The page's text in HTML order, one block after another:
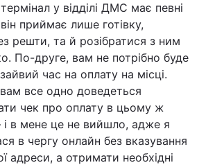
у відділі ДМС має певні
приймає лише готівку,
решти, та й розібратися з ним
По-друге, вам не потрібно буде
час на оплату на місці.
все одно доведеться
чек про оплату в цьому ж
і в мене це не вийшло, адже я
в чергу онлайн без вказування
адреси, а отримати необхідні